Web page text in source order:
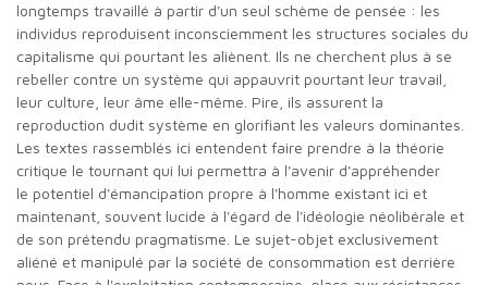
longtemps travaillé à partir d'un seul schème de pensée : les
individus reproduisent inconsciemment les structures sociales du
capitalisme qui pourtant les aliènent. Ils ne cherchent plus à se
rebeller contre un système qui appauvrit pourtant leur travail,
leur culture, leur âme elle-même. Pire, ils assurent la
reproduction dudit système en glorifiant les valeurs dominantes.
Les textes rassemblés ici entendent faire prendre à la théorie
critique le tournant qui lui permettra à l'avenir d'appréhender
le potentiel d'émancipation propre à l'homme existant ici et
maintenant, souvent lucide à l'égard de l'idéologie néolibérale et
de son prétendu pragmatisme. Le sujet-objet exclusivement
aliéné et manipulé par la société de consommation est derrière